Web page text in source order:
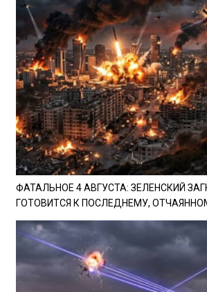
ФАТАЛЬНОЕ 4 АВГУСТА: ЗЕЛЕНСКИЙ
ГОТОВИТСЯ К ПОСЛЕДНЕМУ,